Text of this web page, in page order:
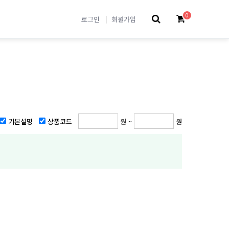
로그인 회원가입 0
기본설명 상품코드 원 ~ 원